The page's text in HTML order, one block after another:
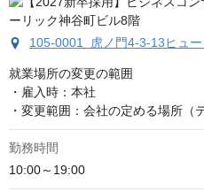
105-0001 虎ノ門4-3-13ヒュ
就業場所の変更の範囲
・雇入時：本社
・変更範囲：会社の定める場所（
勤務時間
10:00～19:00